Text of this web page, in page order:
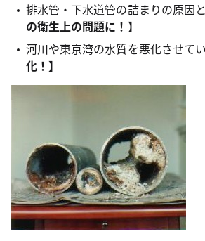
排水管・下水道管の詰まりの原因と
の衛生上の問題に！】
河川や東京湾の水質を悪化させてい
化！】